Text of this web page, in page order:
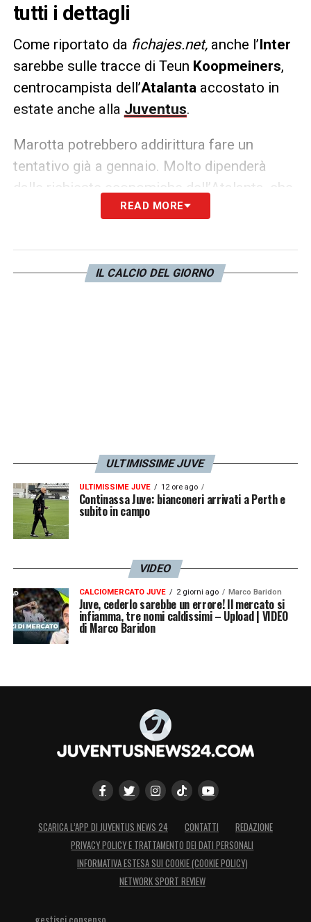
tutti i dettagli
Come riportato da fichajes.net,anche l’Inter
sarebbe sulle tracce di Teun Koopmeiners,
centrocampista dell’Atalanta accostato in
estate anche alla Juventus.
Marotta potrebbero addirittura fare un
tentativo già a gennaio. Molto dipenderà
dalle richieste economiche dell’Atalanta, che
non fa sconti per uno dei suoi big.
LA PLAYLIST DELLE NOSTRE TOP NEWS
READ MORE
IL CALCIO DEL GIORNO
ULTIMISSIME JUVE
ULTIMISSIME JUVE 12 ore ago
Continassa Juve: bianconeri arrivati a Perth e
subito in campo
VIDEO
CALCIOMERCATO JUVE 2 giorni ago Marco Baridon
Juve, cederlo sarebbe un errore! Il mercato si
infiamma, tre nomi caldissimi – Upload | VIDEO
di Marco Baridon
SCARICA L’APP DI JUVENTUS NEWS 24 CONTATTI
REDAZIONE
PRIVACY POLICY E TRATTAMENTO DEI DATI PERSONALI
INFORMATIVA ESTESA SUI COOKIE (COOKIE POLICY)
NETWORK SPORT REVIEW